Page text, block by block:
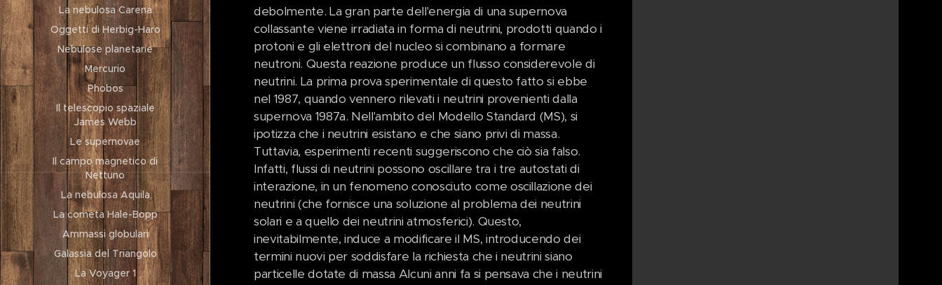
La nebulosa Carena
Oggetti di Herbig-Haro
Nebulose planetarie
Mercurio
Phobos
Il telescopio spaziale
James Webb
Le supernovae
Il campo magnetico di
Nettuno
La nebulosa Aquila
La cometa Hale-Bopp
Ammassi globulari
Galassia del Triangolo
La Voyager 1
debolmente. La gran parte dell'energia di una supernova
collassante viene irradiata in forma di neutrini, prodotti quando i
protoni e gli elettroni del nucleo si combinano a formare
neutroni. Questa reazione produce un flusso considerevole di
neutrini. La prima prova sperimentale di questo fatto si ebbe
nel 1987, quando vennero rilevati i neutrini provenienti dalla
supernova 1987a. Nell'ambito del Modello Standard (MS), si
ipotizza che i neutrini esistano e che siano privi di massa.
Tuttavia, esperimenti recenti suggeriscono che ciò sia falso.
Infatti, flussi di neutrini possono oscillare tra i tre autostati di
interazione, in un fenomeno conosciuto come oscillazione dei
neutrini (che fornisce una soluzione al problema dei neutrini
solari e a quello dei neutrini atmosferici). Questo,
inevitabilmente, induce a modificare il MS, introducendo dei
termini nuovi per soddisfare la richiesta che i neutrini siano
particelle dotate di massa Alcuni anni fa si pensava che i neutrini